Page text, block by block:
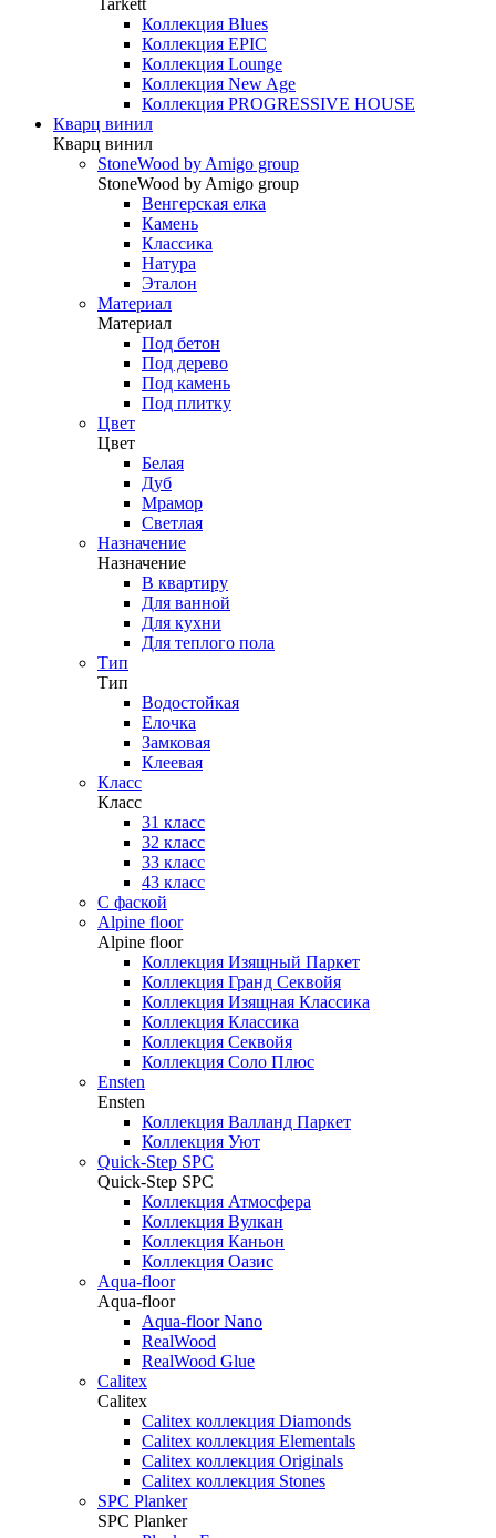
Tarkett
Коллекция Blues
Коллекция EPIC
Коллекция Lounge
Коллекция New Age
Коллекция PROGRESSIVE HOUSE
Кварц винил
Кварц винил
StoneWood by Amigo group
StoneWood by Amigo group
Венгерская елка
Камень
Классика
Натура
Эталон
Материал
Материал
Под бетон
Под дерево
Под камень
Под плитку
Цвет
Цвет
Белая
Дуб
Мрамор
Светлая
Назначение
Назначение
В квартиру
Для ванной
Для кухни
Для теплого пола
Тип
Тип
Водостойкая
Елочка
Замковая
Клеевая
Класс
Класс
31 класс
32 класс
33 класс
43 класс
С фаской
Alpine floor
Alpine floor
Коллекция Изящный Паркет
Коллекция Гранд Секвойя
Коллекция Изящная Классика
Коллекция Классика
Коллекция Секвойя
Коллекция Соло Плюс
Ensten
Ensten
Коллекция Валланд Паркет
Коллекция Уют
Quick-Step SPC
Quick-Step SPC
Коллекция Атмосфера
Коллекция Вулкан
Коллекция Каньон
Коллекция Оазис
Aqua-floor
Aqua-floor
Aqua-floor Nano
RealWood
RealWood Glue
Calitex
Calitex
Calitex коллекция Diamonds
Calitex коллекция Elementals
Calitex коллекция Originals
Calitex коллекция Stones
SPC Planker
SPC Planker